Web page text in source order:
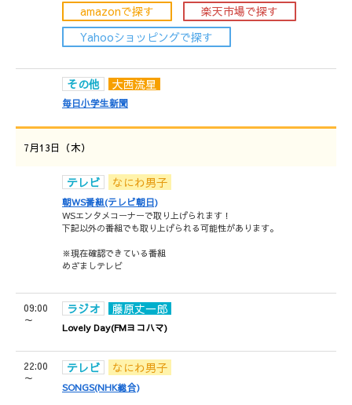
amazonで探す
楽天市場で探す
Yahooショッピングで探す
その他 大西流星
毎日小学生新聞
7月13日（木）
テレビ なにわ男子
朝WS番組(テレビ朝日)
WSエンタメコーナーで取り上げられます！
下記以外の番組でも取り上げられる可能性があります。
※現在確認できている番組
めざましテレビ
09:00
～
ラジオ 藤原丈一郎
Lovely Day(FMヨコハマ)
22:00
～
テレビ なにわ男子
SONGS(NHK総合)